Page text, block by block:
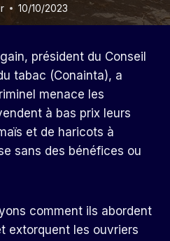
10/10/2023
président du Conseil
tabac (Conainta), a
menace les
à bas prix leurs
et de haricots à
sans des bénéfices ou
comment ils abordent
extorquent les ouvriers